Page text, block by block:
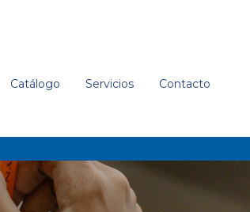
Catálogo Servicios Contacto